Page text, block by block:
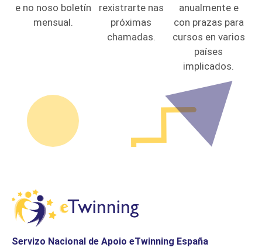
e no noso boletín
mensual.
rexistrarte nas
próximas
chamadas.
anualmente e
con prazas para
cursos en varios
países
implicados.
Servizo Nacional de Apoio eTwinning España